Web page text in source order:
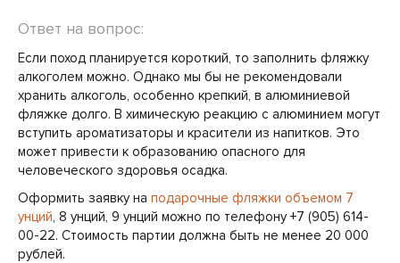
Ответ на вопрос:
Если поход планируется короткий, то заполнить фляжку
алкоголем можно. Однако мы бы не рекомендовали
хранить алкоголь, особенно крепкий, в алюминиевой
фляжке долго. В химическую реакцию с алюминием могут
вступить ароматизаторы и красители из напитков. Это
может привести к образованию опасного для
человеческого здоровья осадка.
Оформить заявку на подарочные фляжки объемом 7
унций, 8 унций, 9 унций можно по телефону +7 (905) 614-
00-22. Стоимость партии должна быть не менее 20 000
рублей.